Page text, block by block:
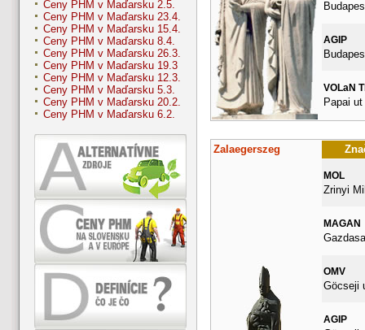
Ceny PHM v Maďarsku 2.5.
Ceny PHM v Maďarsku 23.4.
Ceny PHM v Maďarsku 15.4.
Ceny PHM v Maďarsku 8.4.
Ceny PHM v Maďarsku 26.3.
Ceny PHM v Maďarsku 19.3
Ceny PHM v Maďarsku 12.3.
Ceny PHM v Maďarsku 5.3.
Ceny PHM v Maďarsku 20.2.
Ceny PHM v Maďarsku 6.2.
AGIP
VOLaN
Papai ut
Zalaegerszeg
MOL
Zrinyi
MAGAN
OMV
Göcseji
AGIP